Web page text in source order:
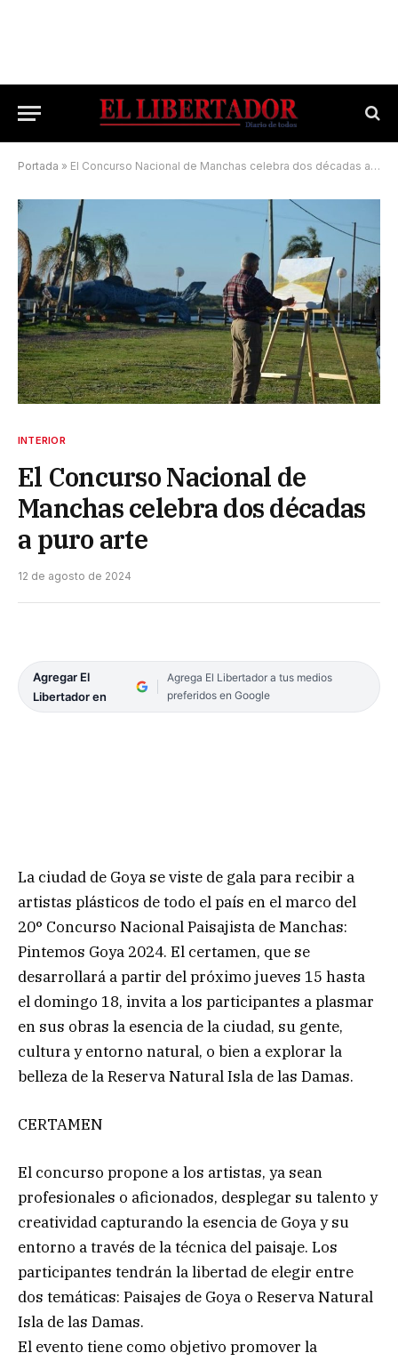
Portada » El Concurso Nacional de Manchas celebra dos décadas a puro arte
INTERIOR
El Concurso Nacional de
Manchas celebra dos décadas
a puro arte
12 de agosto de 2024
Agregar El
Libertador en
Agrega El Libertador a tus medios
preferidos en Google
La ciudad de Goya se viste de gala para recibir a
artistas plásticos de todo el país en el marco del
20° Concurso Nacional Paisajista de Manchas:
Pintemos Goya 2024. El certamen, que se
desarrollará a partir del próximo jueves 15 hasta
el domingo 18, invita a los participantes a plasmar
en sus obras la esencia de la ciudad, su gente,
cultura y entorno natural, o bien a explorar la
belleza de la Reserva Natural Isla de las Damas.
CERTAMEN
El concurso propone a los artistas, ya sean
profesionales o aficionados, desplegar su talento y
creatividad capturando la esencia de Goya y su
entorno a través de la técnica del paisaje. Los
participantes tendrán la libertad de elegir entre
dos temáticas: Paisajes de Goya o Reserva Natural
Isla de las Damas.
El evento tiene como objetivo promover la